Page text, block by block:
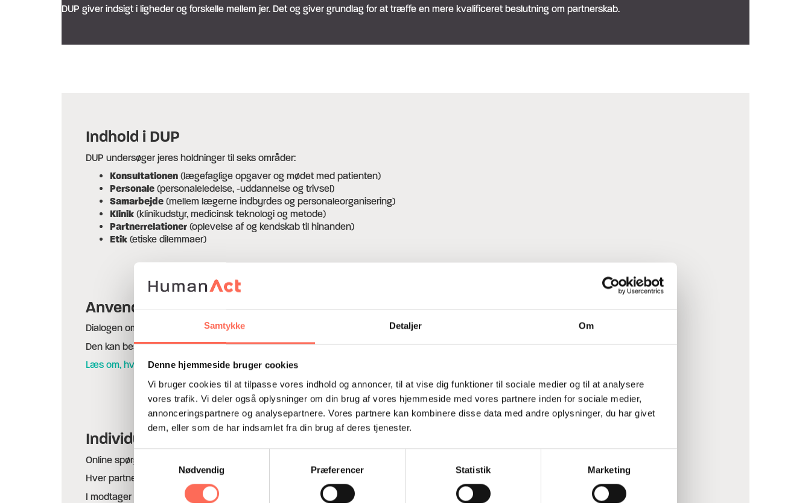
Samtykke Detaljer Om
Denne hjemmeside bruger cookies
Vi bruger cookies til at tilpasse vores indhold og annoncer, til at vise dig funktioner til sociale medier og til at analysere
vores trafik. Vi deler også oplysninger om din brug af vores hjemmeside med vores partnere inden for sociale medier,
annonceringspartnere og analysepartnere. Vores partnere kan kombinere disse data med andre oplysninger, du har givet
dem, eller som de har indsamlet fra din brug af deres tjenester.
Nødvendig
Præferencer Statistik Marketing
DUP giver indsigt i ligheder og forskelle mellem jer. Det og giver grundlag for at træffe en mere kvalificeret beslutning om partnerskab.
Indhold i DUP
DUP undersøger jeres holdninger til seks områder:
Konsultationen (lægefaglige opgaver og mødet med patienten)
Personale (personaleledelse, -uddannelse og trivsel)
Samarbejde (mellem lægerne indbyrdes og personaleorganisering)
Klinik (klinikudstyr, medicinsk teknologi og metode)
Partnerrelationer (oplevelse af og kendskab til hinanden)
Etik (etiske dilemmaer)
Anvendelse
Dialogen om besvarelserne bør ikke føre til en umiddelbar konklusion for eller imod et samarbejde.
Den kan bestyrke jeres tro på en samarbejdsrelation, eller det kan give anledning til yderligere uddybning eller overvejelser.
Læs om, hvordan Lægerne på Bryggen brugte DUP, da de skulle have ny partner.
Individuelle besvarelser
Online spørgeskemaet består af 35 udsagn.
Hver partner og kommende partner vurderer sin egen enighed i udsagnet og gætter desuden på, hvad de andre svarer på spørgsmålet.
I modtager en rapport med egen og andres svar, som I bruger til individuel forberedelse til dialogmødet.